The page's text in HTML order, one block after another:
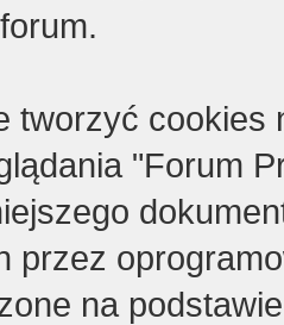
tworzyć cookies
"Forum
przez
na